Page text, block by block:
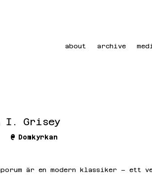
about archive
I. Grisey
@ Domkyrkan
är en modern klassiker – ett